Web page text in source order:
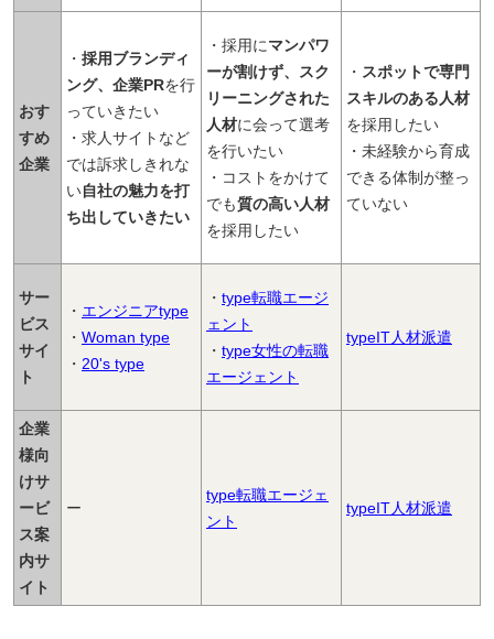
おす
すめ
企業
・ 採用ブランディ
ング、企業PRを行
っていきたい
・求人サイトなど
では訴求しきれな
い自社の魅力を打
ち出していきたい
・採用にマンパワ
ーが割けず、スク
リーニングされた
人材に会って選考
を行いたい
・コストをかけて
でも質の高い人材
を採用したい
・ スポットで専門
スキルのある人材
を採用したい
・未経験から育成
できる体制が整っ
ていない
サー
ビス
サイ
ト
・ エンジニアtype
・ Woman type
・ 20's type
・ type転職エージ
ェント
・ type女性の転職
エージェント
typeIT人材派遣
企業
様向
けサ
ービ
ス案
内サ
イト
ー
type転職エージェ
ント
typeIT人材派遣